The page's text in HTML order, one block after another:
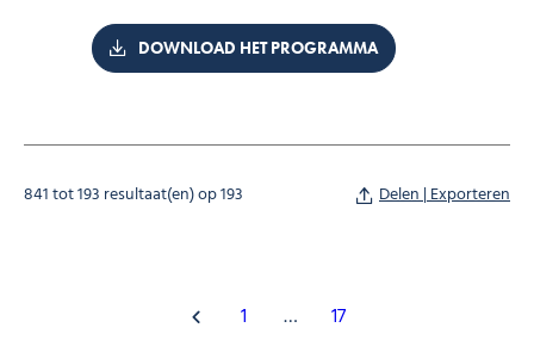
DOWNLOAD HET PROGRAMMA
841 tot 193 resultaat(en) op 193 Delen | Exporteren
1 …
17